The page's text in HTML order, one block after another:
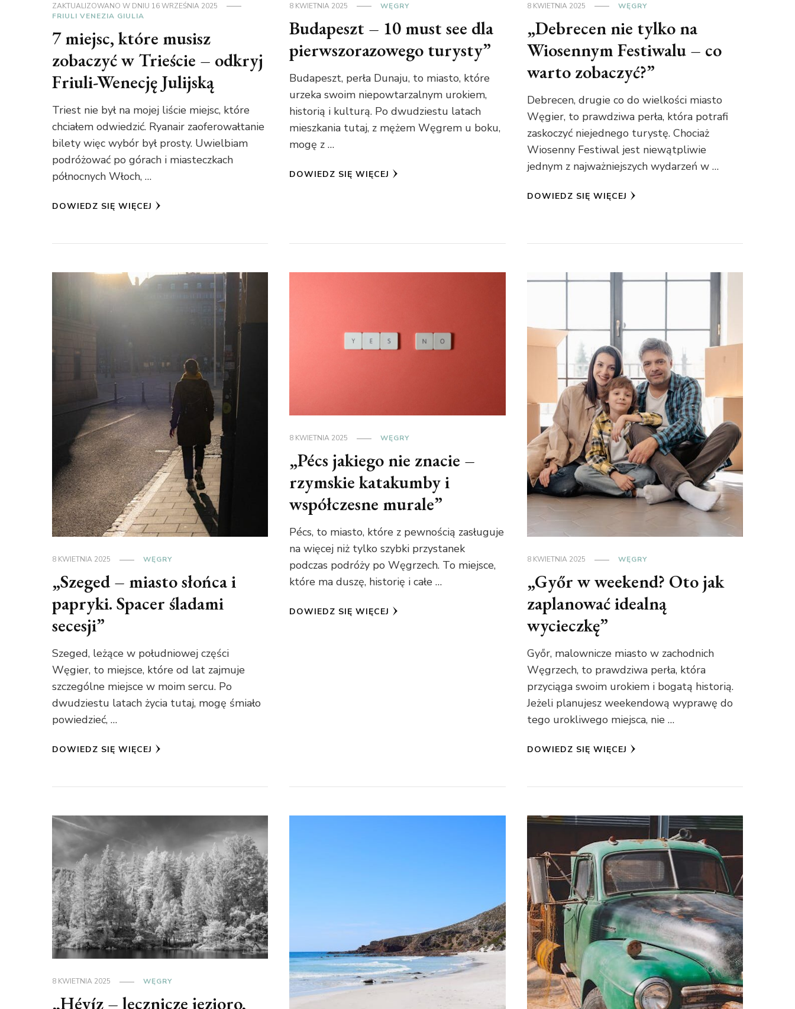
ZAKTUALIZOWANO W DNIU 16 WRZEŚNIA 2025
FRIULI VENEZIA GIULIA
7 miejsc, które musisz
zobaczyć w Trieście – odkryj
Friuli-Wenecję Julijską
Triest nie był na mojej liście miejsc, które
chciałem odwiedzić. Ryanair zaoferowałtanie
bilety więc wybór był prosty. Uwielbiam
podróżować po górach i miasteczkach
północnych Włoch, …
DOWIEDZ SIĘ WIĘCEJ
8 KWIETNIA 2025 WĘGRY
Budapeszt – 10 must see dla
pierwszorazowego turysty”
Budapeszt, perła Dunaju, to miasto, które
urzeka swoim niepowtarzalnym urokiem,
historią i kulturą. Po dwudziestu latach
mieszkania tutaj, z mężem Węgrem u boku,
mogę z …
DOWIEDZ SIĘ WIĘCEJ
8 KWIETNIA 2025 WĘGRY
„Debrecen nie tylko na
Wiosennym Festiwalu – co
warto zobaczyć?”
Debrecen, drugie co do wielkości miasto
Węgier, to prawdziwa perła, która potrafi
zaskoczyć niejednego turystę. Chociaż
Wiosenny Festiwal jest niewątpliwie
jednym z najważniejszych wydarzeń w …
DOWIEDZ SIĘ WIĘCEJ
8 KWIETNIA 2025 WĘGRY
„Szeged – miasto słońca i
papryki. Spacer śladami
secesji”
Szeged, leżące w południowej części
Węgier, to miejsce, które od lat zajmuje
szczególne miejsce w moim sercu. Po
dwudziestu latach życia tutaj, mogę śmiało
powiedzieć, …
DOWIEDZ SIĘ WIĘCEJ
8 KWIETNIA 2025 WĘGRY
„Pécs jakiego nie znacie –
rzymskie katakumby i
współczesne murale”
Pécs, to miasto, które z pewnością zasługuje
na więcej niż tylko szybki przystanek
podczas podróży po Węgrzech. To miejsce,
które ma duszę, historię i całe …
DOWIEDZ SIĘ WIĘCEJ
8 KWIETNIA 2025 WĘGRY
„Győr w weekend? Oto jak
zaplanować idealną
wycieczkę”
Győr, malownicze miasto w zachodnich
Węgrzech, to prawdziwa perła, która
przyciąga swoim urokiem i bogatą historią.
Jeżeli planujesz weekendową wyprawę do
tego urokliwego miejsca, nie …
DOWIEDZ SIĘ WIĘCEJ
8 KWIETNIA 2025 WĘGRY
„Hévíz – lecznicze jezioro,